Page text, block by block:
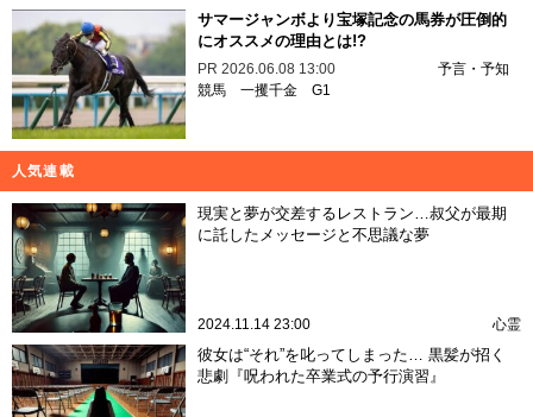
サマージャンボより宝塚記念の馬券が圧倒的
にオススメの理由とは!?
PR 2026.06.08 13:00
予言・予知
競馬 一攫千金 G1
人気連載
現実と夢が交差するレストラン…叔父が最期
に託したメッセージと不思議な夢
2024.11.14 23:00 心霊
彼女は“それ”を叱ってしまった… 黒髪が招く
悲劇『呪われた卒業式の予行演習』